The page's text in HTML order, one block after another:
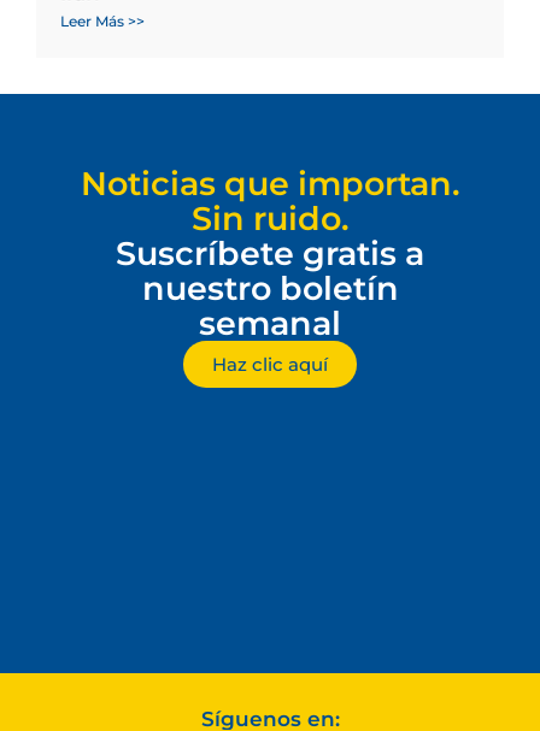
Leer Más >>
Noticias que importan.
Sin ruido.
Suscríbete gratis a
nuestro boletín
semanal
Haz clic aquí
Síguenos en: